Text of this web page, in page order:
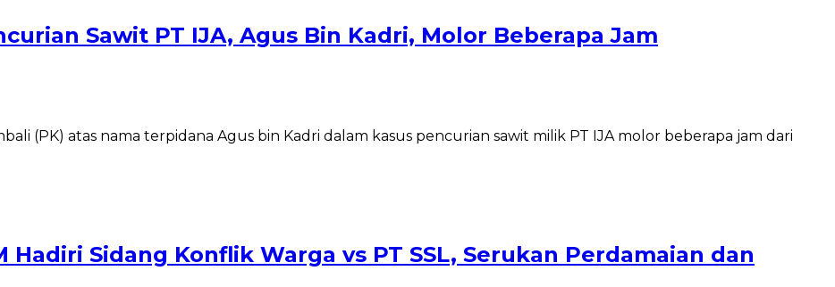
Sawit PT IJA, Agus Bin Kadri, Molor Beberapa Jam
(PK) atas nama terpidana Agus bin Kadri dalam kasus pencurian sawit milik PT IJA molor beberapa jam dari
Sidang Konflik Warga vs PT SSL, Serukan Perdamaian dan